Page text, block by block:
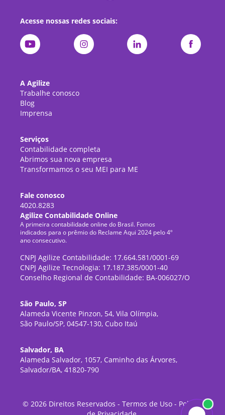
Acesse nossas redes sociais:
A Agilize
Trabalhe conosco
Blog
Imprensa
Serviços
Contabilidade completa
Abrimos sua nova empresa
Transformamos o seu MEI para ME
Fale conosco
4020.8283
Agilize Contabilidade Online
A primeira contabilidade online do Brasil. Fomos
indicados para o prêmio do Reclame Aqui 2024 pelo 4º
ano consecutivo.
CNPJ Agilize Contabilidade: 17.664.581/0001-69
CNPJ Agilize Tecnologia: 17.187.385/0001-40
Conselho Regional de Contabilidade: BA-006027/O
São Paulo, SP
Alameda Vicente Pinzon, 54, Vila Olímpia,
São Paulo/SP, 04547-130, Cubo Itaú
Salvador, BA
Alameda Salvador, 1057, Caminho das Árvores,
Salvador/BA, 41820-790
© 2026Direitos Reservados - Termos de Uso- Política